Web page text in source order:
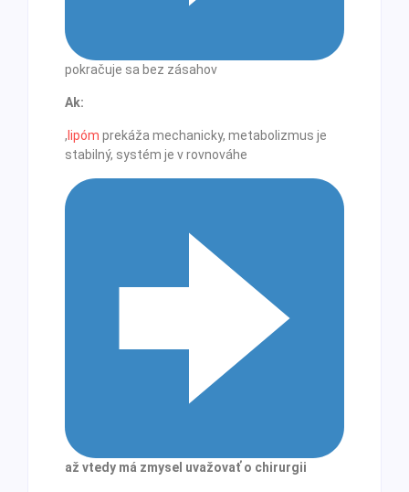
pokračuje sa bez zásahov
Ak:
, lipóm prekáža mechanicky, metabolizmus je
stabilný, systém je v rovnováhe
až vtedy má zmysel uvažovať o chirurgii